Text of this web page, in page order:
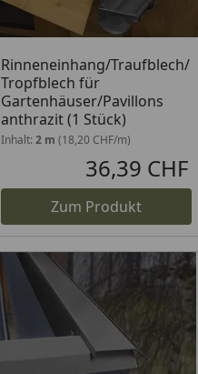
Rinneneinhang/Traufblech/
Tropfblech für
Gartenhäuser/Pavillons
anthrazit (1 Stück)
Inhalt: 2 m (18,20 CHF/m)
36,39 CHF
Zum Produkt